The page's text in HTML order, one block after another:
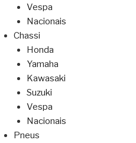
Vespa
Nacionais
Chassi
Honda
Yamaha
Kawasaki
Suzuki
Vespa
Nacionais
Pneus